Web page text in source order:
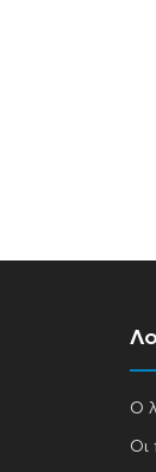
Ο
Οι